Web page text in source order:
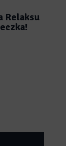
Relaksu